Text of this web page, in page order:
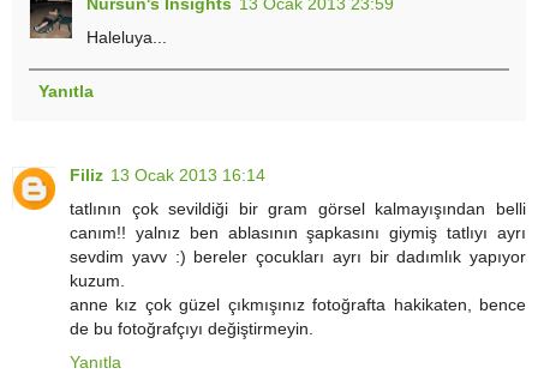
Nursun's Insights 13 Ocak 2013 23:59
Haleluya...
Yanıtla
Filiz 13 Ocak 2013 16:14
tatlının çok sevildiği bir gram görsel kalmayışından belli
canım!! yalnız ben ablasının şapkasını giymiş tatlıyı ayrı
sevdim yavv :) bereler çocukları ayrı bir dadımlık yapıyor
kuzum.
anne kız çok güzel çıkmışınız fotoğrafta hakikaten, bence
de bu fotoğrafçıyı değiştirmeyin.
Yanıtla